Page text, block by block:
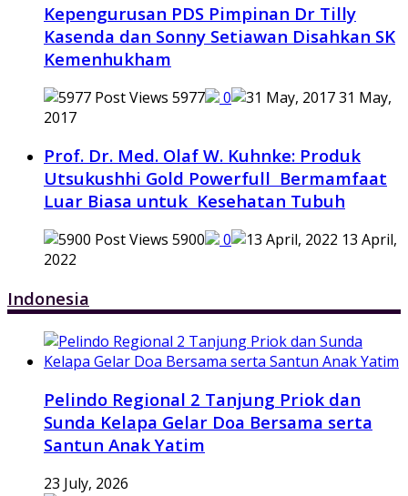
Kepengurusan PDS Pimpinan Dr Tilly
Kasenda dan Sonny Setiawan Disahkan SK
Kemenhukham
5977 0
31 May,
2017
Prof. Dr. Med. Olaf W. Kuhnke: Produk
Utsukushhi Gold Powerfull Bermamfaat
Luar Biasa untuk Kesehatan Tubuh
5900 0
13 April,
2022
Indonesia
Pelindo Regional 2 Tanjung Priok dan
Sunda Kelapa Gelar Doa Bersama serta
Santun Anak Yatim
23 July, 2026